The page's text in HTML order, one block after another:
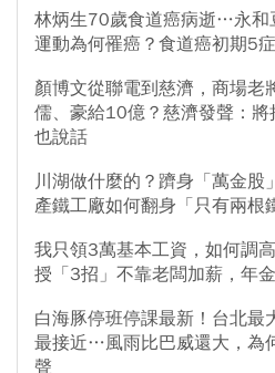
林炳生70歲食道癌病逝…永和
運動為何罹癌？食道癌初期5
顏博文從聯電到慈濟，商場老
儒、豪給10億？慈濟發聲：
也說話
川湖做什麼的？躋身「萬金
產鐵工廠如何翻身「只有兩根
我只領3萬基本工資，如何調
授「3招」不靠老闆加薪，年
白海豚停班停課最新！台北
最接近…風雨比巴威還大，為
聲